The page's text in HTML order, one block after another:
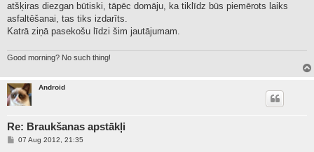
atšķiras diezgan būtiski, tāpēc domāju, ka tiklīdz būs piemērots laiks
asfaltēšanai, tas tiks izdarīts.
Katrā ziņā pasekošu līdzi šim jautājumam.
Good morning? No such thing!
Android
Re: Braukšanas apstākļi
P07 Aug 2012, 21:35